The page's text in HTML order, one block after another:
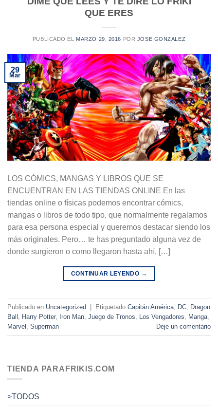
TIENDA PARAFRIKIS.COM
>TODOS
QUE ERES
PUBLICADO EL MARZO 29, 2016 POR JOSE GONZALEZ
29
Mar
LOS CÓMICS, MANGAS Y LIBROS QUE SE
ENCUENTRAN EN LAS TIENDAS ONLINE En las
tiendas online o físicas podemos encontrar cómics,
mangas o libros de todo tipo, que normalmente regalamos
para esa persona especial y queremos destacar siendo los
más originales. Pero… te has preguntado alguna vez de
donde surgieron o como llegaron hasta ahí, […]
CONTINUAR LEYENDO →
Publicado en Uncategorized | Etiquetado Capitán América DC Dragon
Ball
Harry Potter, Iron Man Juego de Tronos Los Vengadores Manga
Marvel Superman Deje un comentario